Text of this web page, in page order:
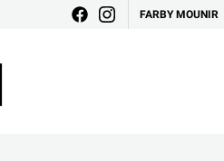
FARBY MOUNIR